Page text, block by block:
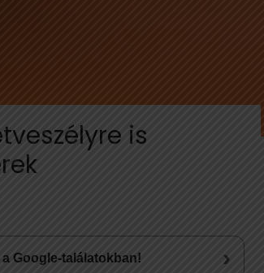
is
Google-találatokban! ›